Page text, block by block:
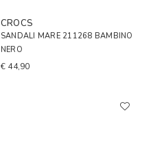
CROCS
SANDALI MARE 211268 BAMBINO
NERO
€ 44,90